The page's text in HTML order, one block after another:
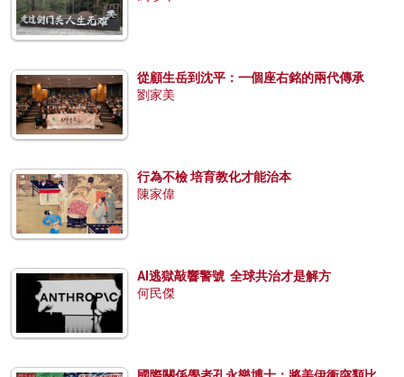
從顧生岳到沈平：一個座右銘的兩代傳承
劉家美
行為不檢 培育教化才能治本
陳家偉
AI逃獄敲響警號 全球共治才是解方
何民傑